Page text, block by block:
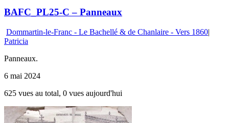
BAFC_PL25-C – Panneaux
Dommartin-le-Franc - Le Bachellé & de Chanlaire - Vers 1860|
Patricia
Panneaux.
6 mai 2024
625 vues au total, 0 vues aujourd'hui